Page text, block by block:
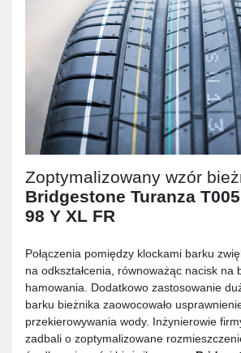
Zoptymalizowany wzór
Bridgestone Turanza
98 Y XL FR
Połączenia pomiędzy klockami barku
na odkształcenia, równoważąc nacisk na
hamowania. Dodatkowo zastosowanie
barku bieżnika zaowocowało
przekierowywania wody. Inżynierowie
zadbali o zoptymalizowane